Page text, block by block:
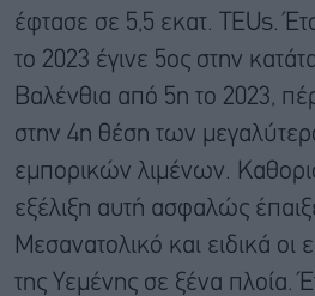
έφτασε σε 5,5 εκατ. TEUs.
το 2023 έγινε 5ος στην
Βαλένθια από 5η το 2023,
στην 4η θέση των
εμπορικών λιμένων.
εξέλιξη αυτή ασφαλώς
Μεσανατολικό και ειδικά οι
της Υεμένης σε ξένα πλοία.